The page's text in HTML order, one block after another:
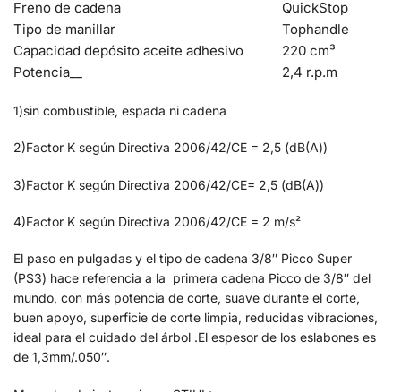
Freno de cadena
QuickStop
Tipo de manillar
Tophandle
Capacidad depósito aceite adhesivo
220 cm³
Potencia__
2,4 r.p.m
1)sin combustible, espada ni cadena
2)Factor K según Directiva 2006/42/CE = 2,5 (dB(A))
3)Factor K según Directiva 2006/42/CE= 2,5 (dB(A))
4)Factor K según Directiva 2006/42/CE = 2 m/s²
El paso en pulgadas y el tipo de cadena 3/8″ Picco Super
(PS3) hace referencia a la primera cadena Picco de 3/8″ del
mundo, con más potencia de corte, suave durante el corte,
buen apoyo, superficie de corte limpia, reducidas vibraciones,
ideal para el cuidado del árbol .El espesor de los eslabones es
de 1,3mm/.050″.